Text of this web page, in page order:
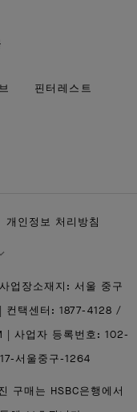
핀터레스트
개인정보 처리방침
업장소재지: 서울 중구
컨택센터: 1877-4128 /
| 사업자 등록번호: 102-
서울중구-1264
구매는 HSBC은행에서